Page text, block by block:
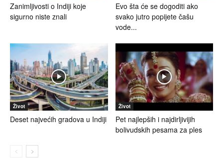
Zanimljivosti o Indiji koje
sigurno niste znali
Evo šta će se dogoditi ako
svako jutro popijete čašu
vode...
Život
Deset najvećih gradova u Indiji
Život
Pet najlepših i najdirljivijih
bolivudskih pesama za ples